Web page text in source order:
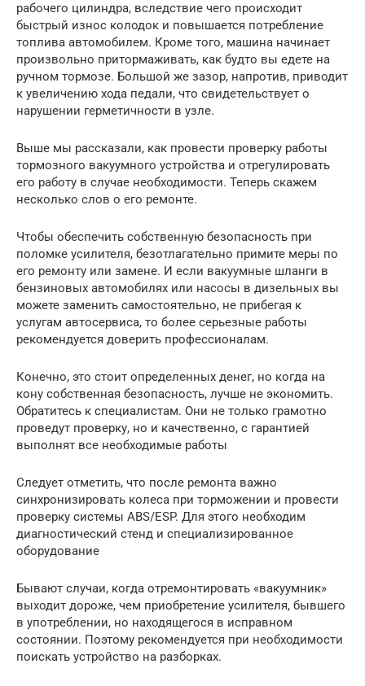
рабочего цилиндра, вследствие чего происходит
быстрый износ колодок и повышается потребление
топлива автомобилем. Кроме того, машина начинает
произвольно притормаживать, как будто вы едете на
ручном тормозе. Большой же зазор, напротив, приводит
к увеличению хода педали, что свидетельствует о
нарушении герметичности в узле.
Выше мы рассказали, как провести проверку работы
тормозного вакуумного устройства и отрегулировать
его работу в случае необходимости. Теперь скажем
несколько слов о его ремонте.
Чтобы обеспечить собственную безопасность при
поломке усилителя, безотлагательно примите меры по
его ремонту или замене. И если вакуумные шланги в
бензиновых автомобилях или насосы в дизельных вы
можете заменить самостоятельно, не прибегая к
услугам автосервиса, то более серьезные работы
рекомендуется доверить профессионалам.
Конечно, это стоит определенных денег, но когда на
кону собственная безопасность, лучше не экономить.
Обратитесь к специалистам. Они не только грамотно
проведут проверку, но и качественно, с гарантией
выполнят все необходимые работы
Следует отметить, что после ремонта важно
синхронизировать колеса при торможении и провести
проверку системы ABS/ESP. Для этого необходим
диагностический стенд и специализированное
оборудование
Бывают случаи, когда отремонтировать «вакуумник»
выходит дороже, чем приобретение усилителя, бывшего
в употреблении, но находящегося в исправном
состоянии. Поэтому рекомендуется при необходимости
поискать устройство на разборках.